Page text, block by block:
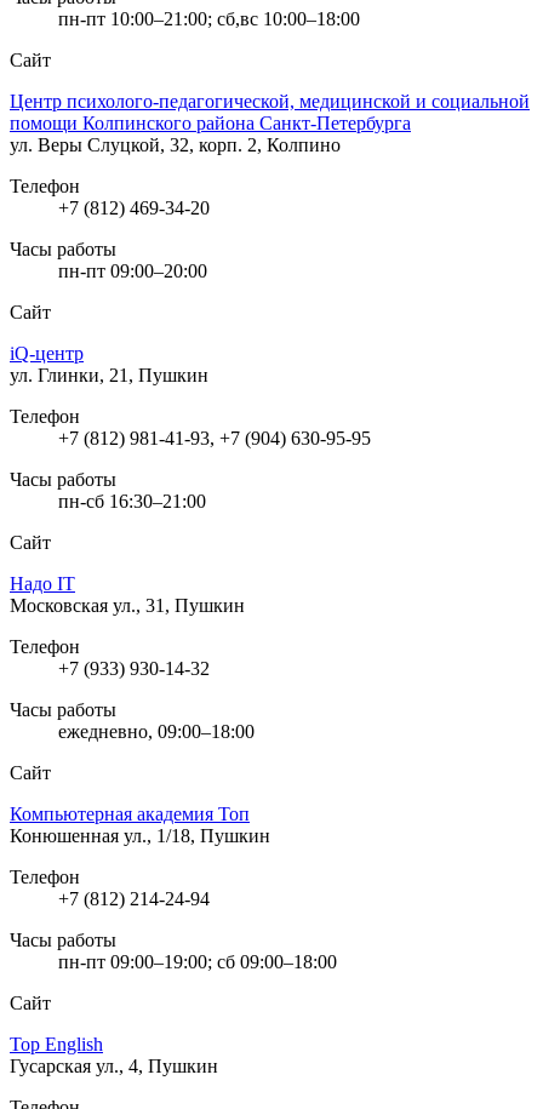
пн-пт 10:00–21:00; сб,вс 10:00–18:00
Сайт
Центр психолого-педагогической, медицинской и социальной
помощи Колпинского района Санкт-Петербурга
ул. Веры Слуцкой, 32, корп. 2, Колпино
Телефон
+7 (812) 469-34-20
Часы работы
пн-пт 09:00–20:00
Сайт
iQ-центр
ул. Глинки, 21, Пушкин
Телефон
+7 (812) 981-41-93, +7 (904) 630-95-95
Часы работы
пн-сб 16:30–21:00
Сайт
Надо IT
Московская ул., 31, Пушкин
Телефон
+7 (933) 930-14-32
Часы работы
ежедневно, 09:00–18:00
Сайт
Компьютерная академия Toп
Конюшенная ул., 1/18, Пушкин
Телефон
+7 (812) 214-24-94
Часы работы
пн-пт 09:00–19:00; сб 09:00–18:00
Сайт
Top English
Гусарская ул., 4, Пушкин